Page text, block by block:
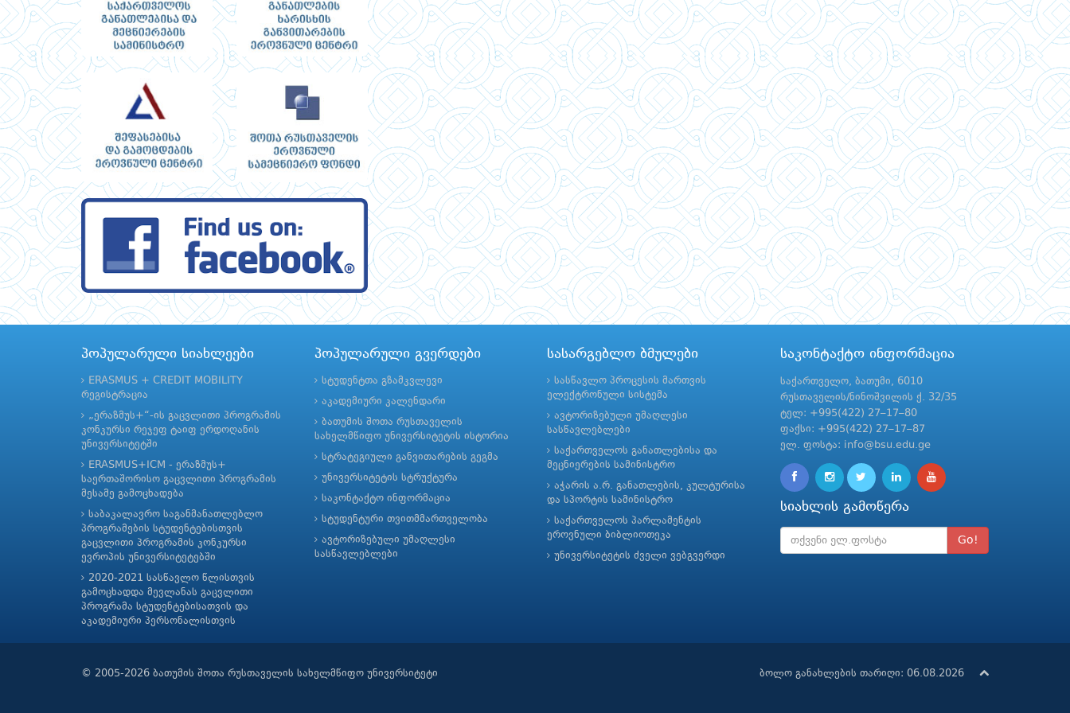
პოპულარული სიახლეები
ERASMUS + CREDIT MOBILITY
რეგისტრაცია
„ერაზმუს+“-ის გაცვლითი პროგრამის
კონკურსი რეჯეფ ტაიფ ერდოღანის
უნივერსიტეტში
ERASMUS+ICM - ერაზმუს+
საერთაშორისო გაცვლითი პროგრამის
მესამე გამოცხადება
საბაკალავრო საგანმანათლებლო
პროგრამების სტუდენტებისთვის
გაცვლითი პროგრამის კონკურსი
ევროპის უნივერსიტეტებში
2020-2021 სასწავლო წლისთვის
გამოცხადდა მევლანას გაცვლითი
პროგრამა სტუდენტებისათვის და
აკადემიური პერსონალისთვის
პოპულარული გვერდები
სტუდენტთა გზამკვლევი
აკადემიური კალენდარი
ბათუმის შოთა რუსთაველის
სახელმწიფო უნივერსიტეტის ისტორია
სტრატეგიული განვითარების გეგმა
უნივერსიტეტის სტრუქტურა
საკონტაქტო ინფორმაცია
სტუდენტური თვითმმართველობა
ავტორიზებული უმაღლესი
სასწავლებლები
სასარგებლო ბმულები
სასწავლო პროცესის მართვის
ელექტრონული სისტემა
ავტორიზებული უმაღლესი
სასწავლებლები
საქართველოს განათლებისა და
მეცნიერების სამინისტრო
აჭარის ა.რ. განათლების, კულტურისა
და სპორტის სამინისტრო
საქართველოს პარლამენტის
ეროვნული ბიბლიოთეკა
უნივერსიტეტის ძველი ვებგვერდი
საკონტაქტო ინფორმაცია
საქართველო, ბათუმი, 6010
რუსთაველის/ნინოშვილის ქ. 32/35
ტელ: +995(422) 27–17–80
ფაქსი: +995(422) 27–17–87
ელ. ფოსტა: info@bsu.edu.ge
სიახლის გამოწერა
Go!
© 2005-2026 ბათუმის შოთა რუსთაველის სახელმწიფო უნივერსიტეტი ბოლო განახლების თარიღი: 06.08.2026